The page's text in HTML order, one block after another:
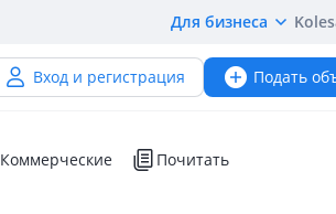
Для бизнеса
Вход и регистрация Подать
Коммерческие Почитать